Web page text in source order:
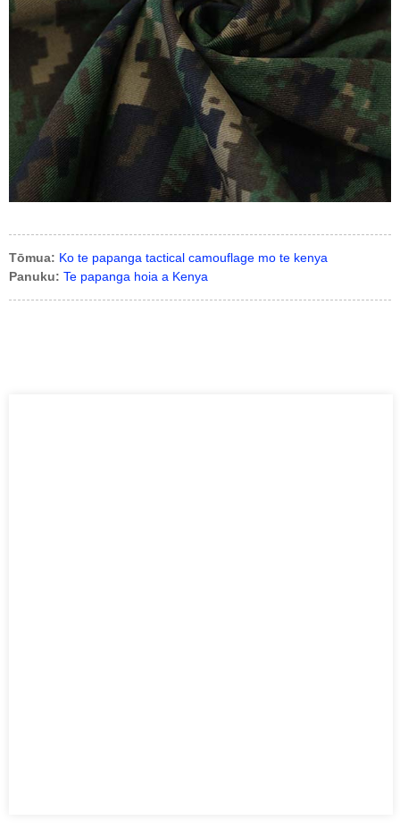
Tōmua: Ko te papanga tactical camouflage mo te kenya
Panuku: Te papanga hoia a Kenya